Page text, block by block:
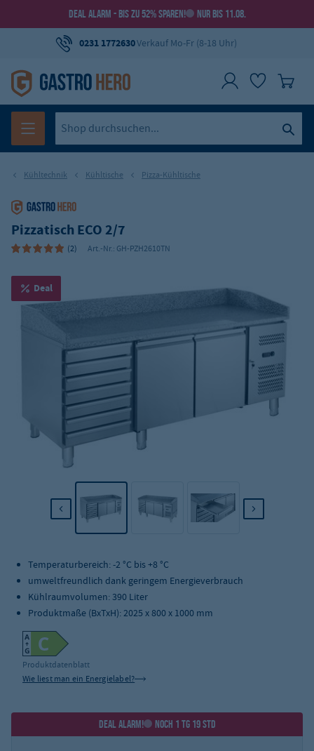
DEAL ALARM - BIS ZU 52% SPAREN! NUR BIS 11.08.
0231 1772630Verkauf Mo-Fr (8-18 Uhr)
Kühltechnik Kühltische Pizza-Kühltische
Pizzatisch ECO 2/7
(2) Art.-Nr.: GH-PZH2610TN
Deal
Temperaturbereich: -2 °C bis +8 °C
umweltfreundlich dank geringem Energieverbrauch
Kühlraumvolumen: 390 Liter
Produktmaße (BxTxH): 2025 x 800 x 1000 mm
Produktdatenblatt
Wie liest man ein Energielabel?
DEAL ALARM! NOCH 1 TG 19 STD